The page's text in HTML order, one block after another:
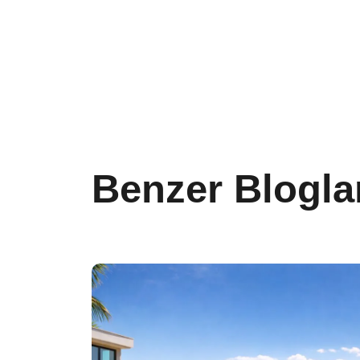
Benzer